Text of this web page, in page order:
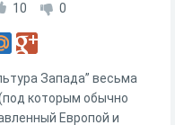
10 0
Запада” весьма
которым обычно
Европой и